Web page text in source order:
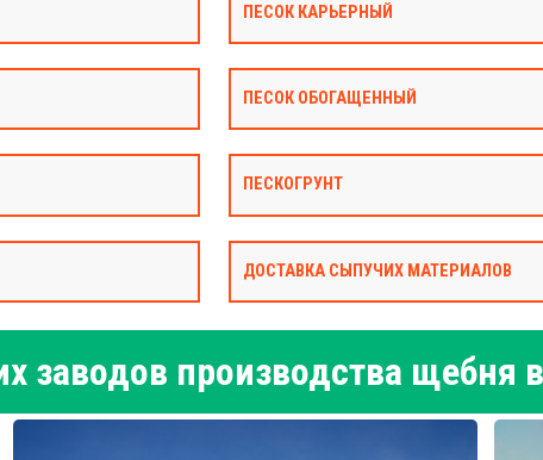
ПЕСОК КАРЬЕРНЫЙ
ПЕСОК ОБОГАЩЕННЫЙ
ПЕСКОГРУНТ
ДОСТАВКА СЫПУЧИХ МАТЕРИАЛОВ
заводов производства щебня